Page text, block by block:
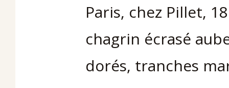
Paris, chez Pillet,
chagrin écrasé
dorés, tranches